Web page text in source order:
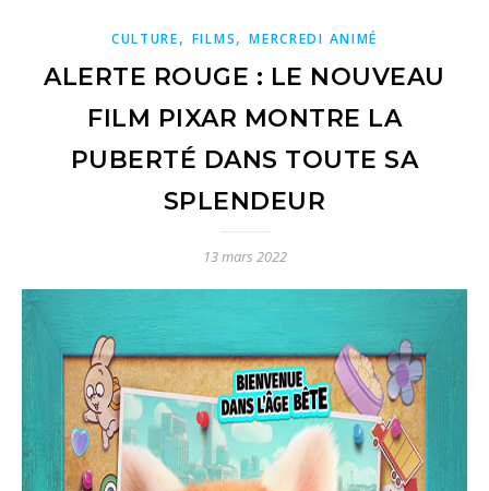
CULTURE, FILMS,MERCREDI ANIMÉ
ALERTE ROUGE : LE NOUVEAU
FILM PIXAR MONTRE LA
PUBERTÉ DANS TOUTE SA
SPLENDEUR
13 mars 2022